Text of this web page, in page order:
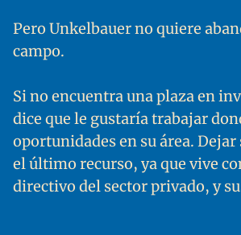
Pero Unkelbauer no quiere
campo.
Si no encuentra una plaza en
dice que le gustaría trabajar
oportunidades en su área.
el último recurso, ya que vive
directivo del sector privado, y